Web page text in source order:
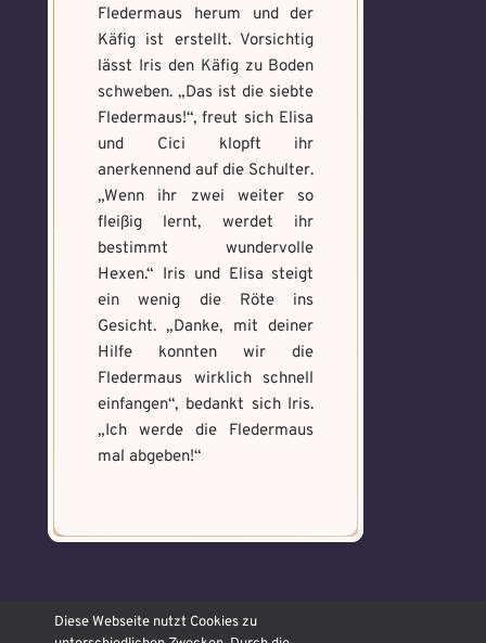
Fledermaus herum und der
Käfig ist erstellt. Vorsichtig
lässt Iris den Käfig zu Boden
schweben. „Das ist die siebte
Fledermaus!“, freut sich Elisa
und Cici klopft ihr
anerkennend auf die Schulter.
„Wenn ihr zwei weiter so
fleißig lernt, werdet ihr
bestimmt wundervolle
Hexen.“ Iris und Elisa steigt
ein wenig die Röte ins
Gesicht. „Danke, mit deiner
Hilfe konnten wir die
Fledermaus wirklich schnell
einfangen“, bedankt sich Iris.
„Ich werde die Fledermaus
mal abgeben!“
© OJAMAJO Hexenschule
2026 ᛜ made with ❤ Icons
Diese Webseite nutzt Cookies zu